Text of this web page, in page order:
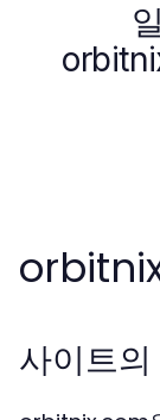
사이트